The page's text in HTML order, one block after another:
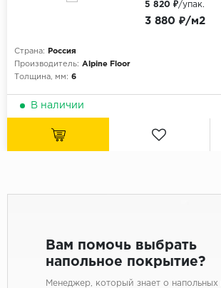
Страна:
Россия
Производитель: Alpine Floor
Толщина, мм: 6
3 880 ₽/м2
5 820 ₽/упак.
В наличии
Вам помочь выбрать
напольное покрытие?
Менеджер, который знает о напольных